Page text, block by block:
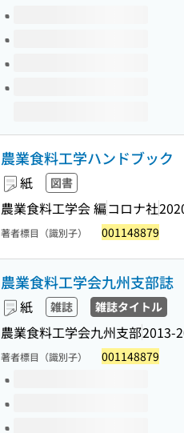
農業食料工学ハンドブック
紙 図書
農業食料工学会 編コロナ社
著者標目（識別子） 001148879
農業食料工学会九州支部誌
紙 雑誌 雑誌タイトル
農業食料工学会九州支部2013-
著者標目（識別子） 001148879
このタイトルの巻号